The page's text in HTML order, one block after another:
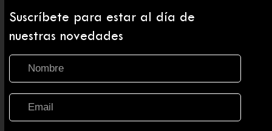
Suscríbete para estar al día de
nuestras novedades